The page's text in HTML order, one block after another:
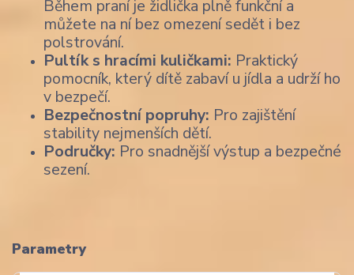
Během praní je židlička plně funkční a
můžete na ní bez omezení sedět i bez
polstrování.
Pultík s hracími kuličkami: Praktický
pomocník, který dítě zabaví u jídla a udrží ho
v bezpečí.
Bezpečnostní popruhy: Pro zajištění
stability nejmenších dětí.
Područky: Pro snadnější výstup a bezpečné
sezení.
Parametry